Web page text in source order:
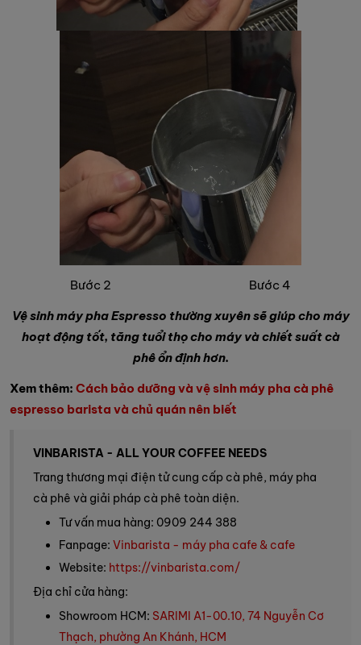
Bước 2 Bước 4
Vệ sinh máy pha Espresso thường xuyên sẽ giúp cho máy
hoạt động tốt, tăng tuổi thọ cho máy và chiết suất cà
phê ổn định hơn.
Xem thêm: Cách bảo dưỡng và vệ sinh máy pha cà phê
espresso barista và chủ quán nên biết
VINBARISTA - ALL YOUR COFFEE NEEDS
Trang thương mại điện tử cung cấp cà phê, máy pha
cà phê và giải pháp cà phê toàn diện.
Tư vấn mua hàng: 0909 244 388
Fanpage: Vinbarista - máy pha cafe & cafe
Website: https://vinbarista.com/
Địa chỉ cửa hàng:
Showroom HCM: SARIMI A1-00.10, 74 Nguyễn Cơ
Thạch, phường An Khánh, HCM